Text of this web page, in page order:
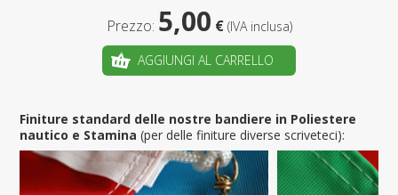
Prezzo: 5,00 € (IVA inclusa)
AGGIUNGI AL CARRELLO
Finiture standard delle nostre bandiere in Poliestere
nautico e Stamina(per delle finiture diverse scriveteci):